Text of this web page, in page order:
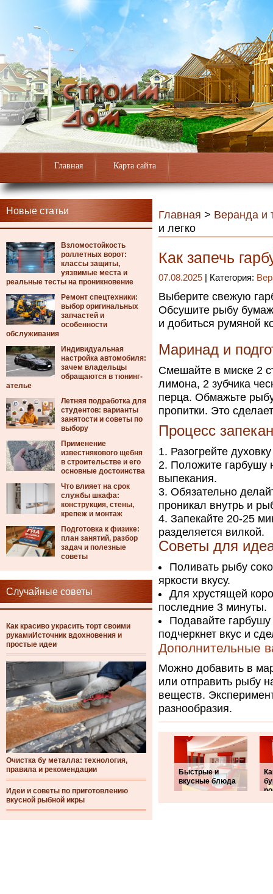
Главная Карта сайта
Новые статьи
Взломостойкость
роллетных ворот:
классы защиты,
уязвимые места и
реальные тесты на проникновение
Ремонт спецтехники:
выбор оригинальных
запчастей и
особенности
обслуживания
Индивидуальная
настройка автомобиля:
зачем владельцы
обращаются в тюнинг-
ателье
Летняя подработка для
студентов: варианты
занятости и советы по
выбору
Применение
известнякового щебня
в строительстве и его
основные достоинства
Что влияет на срок
службы шкафа:
конструкция, стены,
крепеж и монтаж
Подготовка к физике:
план занятий, разбор
задач и полезные
советы
Случайные советы
Как красиво украсить торт своими
рукамиИсточник вдохновения и
простые идеи
Очистка бу металла: технология,
правила и рекомендации
Идеи и советы по приготовлению
вкусной рыбной икры
Главная > Веранда и
и легко
Как запечь
07.08.2025 | Категория:
Выберите свежую
Обсушите рыбу
и добиться румяной
Маринад и
Смешайте в миске 2
лимона, 2 зубчика
перца. Обмажьте
пропитки. Это
Процесс
Разогрейте
Положите гарбушу
выпекания.
Обязательно
проникал внутрь и
Запекайте 20-25
разделяется вилкой.
Советы для
Поливать рыбу
яркости вкусу.
Для хрустящей
последние 3 минуты.
Подавайте
подчеркнет вкус и
Дополнительные
Можно добавить в
или отправить рыбу
веществ.
разнообразия.
Быстрые и
вкусные блюда